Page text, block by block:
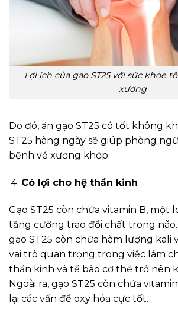
Lợi ích của gạo ST25 với sức khỏe
xương
Do đó, ăn gạo ST25 có tốt không
ST25 hàng ngày sẽ giúp phòng
bệnh về xương khớp.
Có lợi cho hệ thần kinh
Gạo ST25 còn chứa vitamin B, một
tăng cường trao đổi chất trong
gạo ST25 còn chứa hàm lượng kali
vai trò quan trọng trong việc làm
thần kinh và tế bào cơ thể trở nên
Ngoài ra, gạo ST25 còn chứa
lại các vấn đề oxy hóa cực tốt.